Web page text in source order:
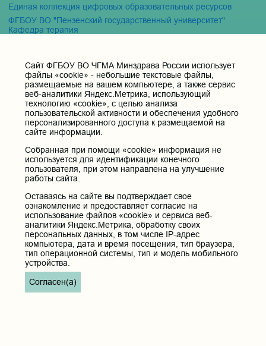
Единая коллекция цифровых образовательных ресурсов
ФГБОУ ВО "Пензенский государственный университет"
Кафедра терапия
Контактные данные и телефоны
Федеральное государственное бюджетное образовательное
учреждение высшего образования «Читинская
государственная медицинская академия» Министерства
здравоохранения Российской Федерации
Юридический и фактический адрес:
672000, Российская Федерация, Забайкальский край, г. Чита, ул.
Телефон приёмной ректора:
8 (3022) 35-43-24
Электронная почта:
pochta@chitgma.ru
Официальная группа «ВКонтакте»:
https://vk.com/news_chgma
Официальный канал «Телеграмм»:
https://t.me/chgma75
Официальный канал «МАХ»:
Cайт ФГБОУ ВО ЧГМА Минздрава России использует
файлы «cookie» - небольшие текстовые файлы,
размещаемые на вашем компьютере, а также сервис
веб-аналитики Яндекс.Метрика, использующий
технологию «cookie», с целью анализа
пользовательской активности и обеспечения удобного
персонализированного доступа к размещаемой на
сайте информации.
Собранная при помощи «cookie» информация не
используется для идентификации конечного
пользователя, при этом направлена на улучшение
работы сайта.
Оставаясь на сайте вы подтверждает свое
ознакомление и предоставляет согласие на
использование файлов «cookie» и сервиса веб-
аналитики Яндекс.Метрика, обработку своих
персональных данных, в том числе IP-адрес
компьютера, дата и время посещения, тип браузера,
тип операционной системы, тип и модель мобильного
устройства.
Согласен(а)